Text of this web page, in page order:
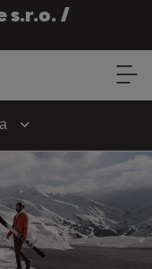
s.r.o. /
/